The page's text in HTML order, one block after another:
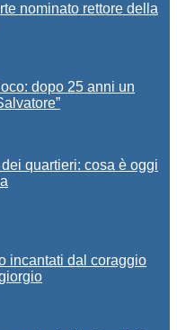
nominato rettore della
dopo 25 anni un
quartieri: cosa è oggi
incantati dal coraggio